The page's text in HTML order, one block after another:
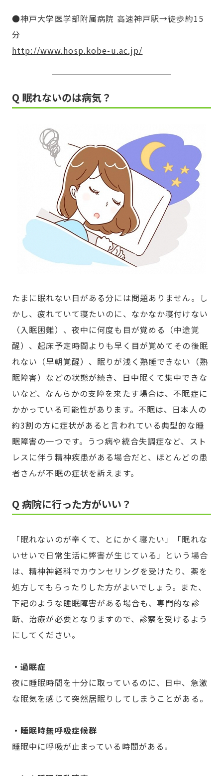
●神戸大学医学部附属病院 高速神戸駅→徒歩約15
分
http://www.hosp.kobe-u.ac.jp/
Q 眠れないのは病気？
たまに眠れない日がある分には問題ありません。し
かし、疲れていて寝たいのに、なかなか寝付けない
（入眠困難）、夜中に何度も目が覚める（中途覚
醒）、起床予定時間よりも早く目が覚めてその後眠
れない（早朝覚醒）、眠りが浅く熟睡できない（熟
眠障害）などの状態が続き、日中眠くて集中できな
いなど、なんらかの支障を来たす場合は、不眠症に
かかっている可能性があります。不眠は、日本人の
約3割の方に症状があると言われている典型的な睡
眠障害の一つです。うつ病や統合失調症など、スト
レスに伴う精神疾患がある場合だと、ほとんどの患
者さんが不眠の症状を訴えます。
Q 病院に行った方がいい？
「眠れないのが辛くて、とにかく寝たい」「眠れな
いせいで日常生活に弊害が生じている」という場合
は、精神神経科でカウンセリングを受けたり、薬を
処方してもらったりした方がよいでしょう。また、
下記のような睡眠障害がある場合も、専門的な診
断、治療が必要となりますので、診察を受けるよう
にしてください。
・過眠症
夜に睡眠時間を十分に取っているのに、日中、急激
な眠気を感じて突然居眠りしてしまうことがある。
・睡眠時無呼吸症候群
睡眠中に呼吸が止まっている時間がある。